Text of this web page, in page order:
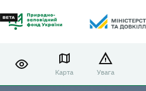
Карта Увага